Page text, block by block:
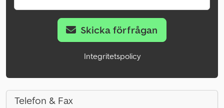
Skicka förfrågan
Integritetspolicy
Telefon & Fax